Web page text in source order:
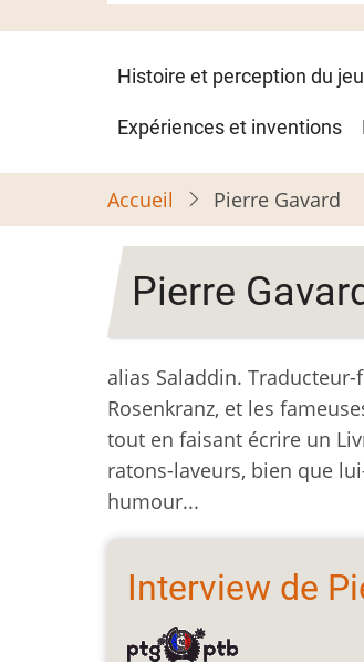
Navigation
principale
Histoire et perception du
Expériences et inventions
Accueil Pierre Gavard
Pierre
alias Saladdin.
Rosenkranz, et les
tout en faisant écrire un
ratons-laveurs, bien que
humour...
Interview de